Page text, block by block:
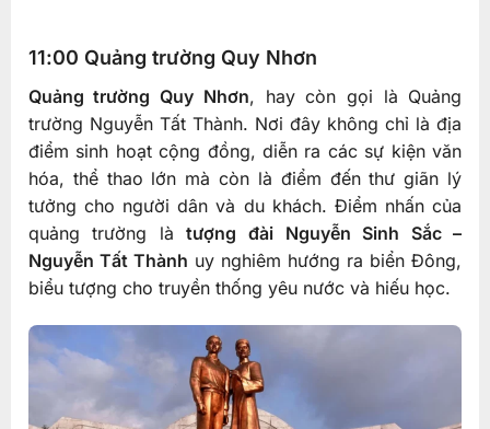
11:00 Quảng trường Quy Nhơn
Quảng trường Quy Nhơn, hay còn gọi là Quảng
trường Nguyễn Tất Thành. Nơi đây không chỉ là địa
điểm sinh hoạt cộng đồng, diễn ra các sự kiện văn
hóa, thể thao lớn mà còn là điểm đến thư giãn lý
tưởng cho người dân và du khách. Điểm nhấn của
quảng trường làtượng đài Nguyễn Sinh Sắc –
Nguyễn Tất Thành uy nghiêm hướng ra biển Đông,
biểu tượng cho truyền thống yêu nước và hiếu học.